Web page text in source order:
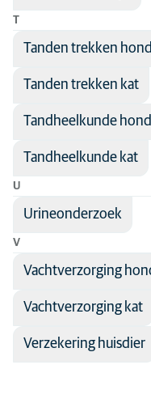
T
Tanden trekken hond
Tanden trekken kat
Tandheelkunde hond
Tandheelkunde kat
U
Urineonderzoek
V
Vachtverzorging
Vachtverzorging kat
Verzekering huisdier